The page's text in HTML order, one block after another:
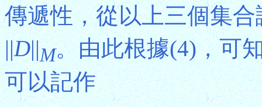
傳遞性，從以上三個集
||D||M。由此根據(4)，可
可以記作